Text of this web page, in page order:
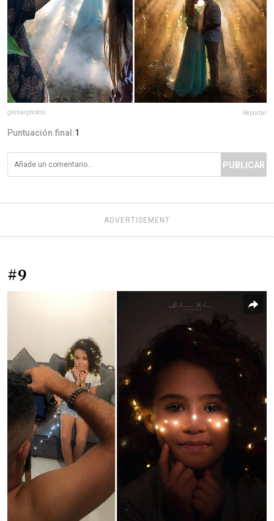
gilmarphotos Reportar
Puntuación final:1
PUBLICAR
ADVERTISEMENT
#9